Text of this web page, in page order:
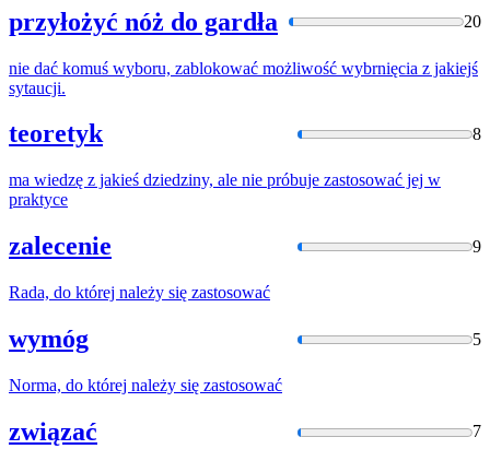
przyłożyć nóż do gardła 20
nie dać komuś wyboru, zablokować możliwość wybrnięcia z jakiejś
sytaucji.
teoretyk 8
ma wiedzę z jakieś dziedziny, ale nie próbuje zastosować jej w
praktyce
zalecenie 9
Rada, do której należy się zastosować
wymóg 5
Norma, do której należy się zastosować
związać 7